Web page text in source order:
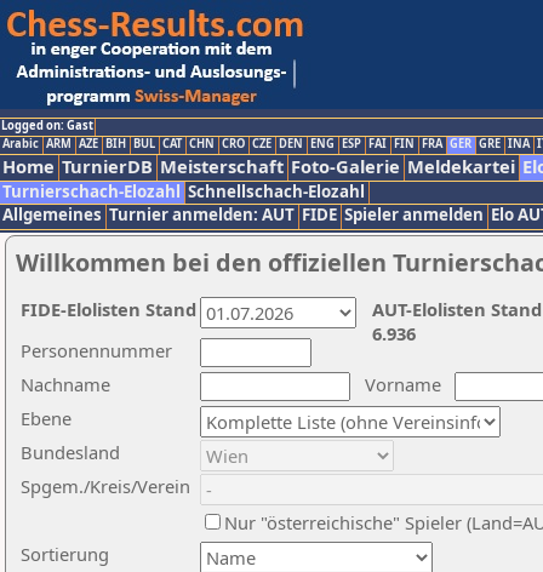
Logged on: Gast
Arabic ARM AZE BIH BUL CAT CHN CRO CZE DEN ENG ESP FAI FIN FRA GER GRE INA
Home TurnierDB Meisterschaft Foto-Galerie Meldekartei
Turnierschach-Elozahl Schnellschach-Elozahl
Allgemeines Turnier anmelden: AUT FIDE Spieler anmelden Elo
Willkommen bei den offiziellen
Nachname
Vorname
Ebene
Sortierung
Personennummer
Bundesland
Spgem./Kreis/Verein
Nur "österreichische" Spieler
AUT-Elolisten
6.936
FIDE-Elolisten Stand